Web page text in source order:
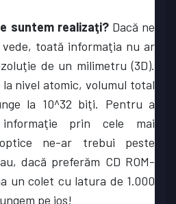
suntem realizaţi? Dacă ne
toată informaţia nu ar
de un milimetru (3D).
la nivel atomic, volumul total
la 10^32 biţi. Pentru a
prin cele mai
ne-ar trebui peste
dacă preferăm CD ROM-
un colet cu latura de 1.000
pe jos!